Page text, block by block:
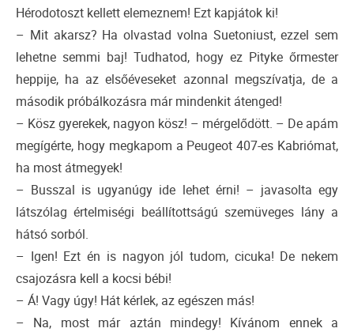
Hérodotoszt kellett elemeznem! Ezt kapjátok ki!
– Mit akarsz? Ha olvastad volna Suetoniust, ezzel sem
lehetne semmi baj! Tudhatod, hogy ez Pityke őrmester
heppije, ha az elsőéveseket azonnal megszívatja, de a
második próbálkozásra már mindenkit átenged!
– Kösz gyerekek, nagyon kösz! – mérgelődött. – De apám
megígérte, hogy megkapom a Peugeot 407-es Kabriómat,
ha most átmegyek!
– Busszal is ugyanúgy ide lehet érni! – javasolta egy
látszólag értelmiségi beállítottságú szemüveges lány a
hátsó sorból.
– Igen! Ezt én is nagyon jól tudom, cicuka! De nekem
csajozásra kell a kocsi bébi!
– Á! Vagy úgy! Hát kérlek, az egészen más!
– Na, most már aztán mindegy! Kívánom ennek a